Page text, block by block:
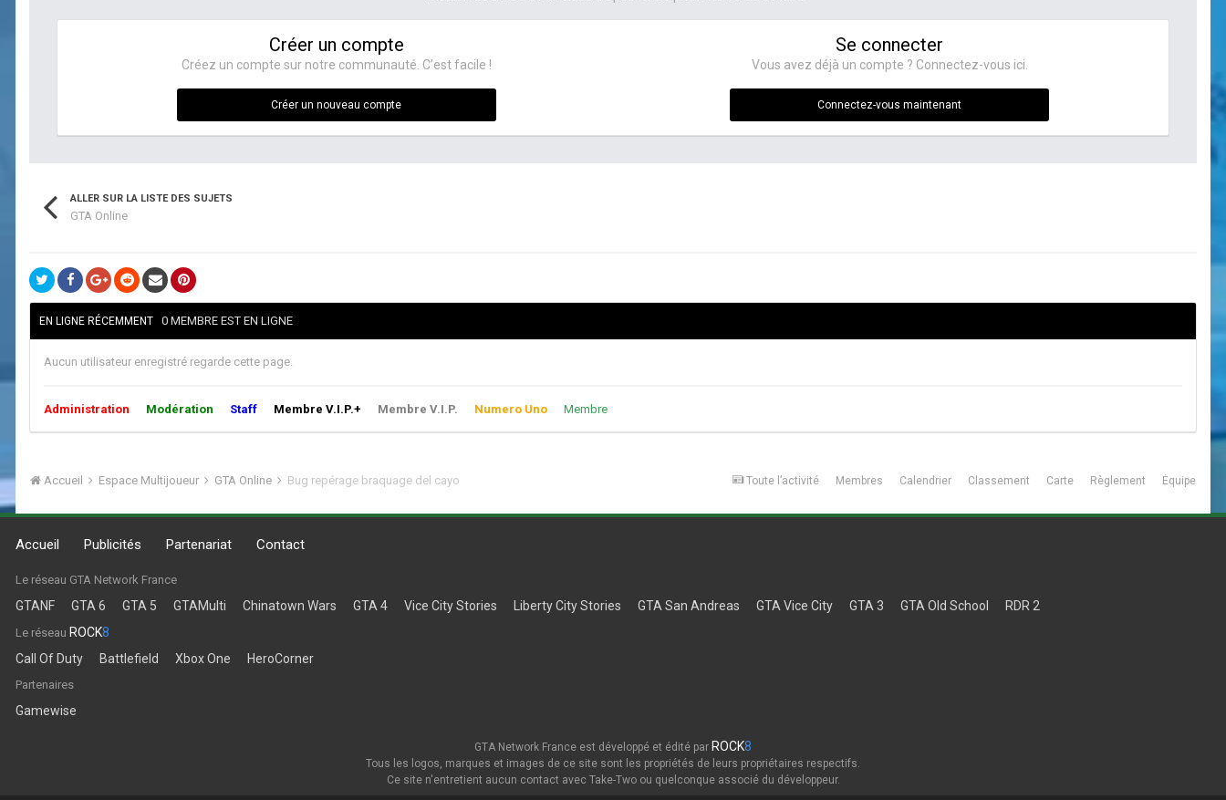
Créer un compte
Créez un compte sur notre communauté. C’est facile !
Créer un nouveau compte
Se connecter
Vous avez déjà un compte ? Connectez-vous ici.
Connectez-vous maintenant
ALLER SUR LA LISTE DES SUJETS
GTA Online
EN LIGNE RÉCEMMENT 0 MEMBRE EST EN LIGNE
Aucun utilisateur enregistré regarde cette page.
Administration Modération Staff Membre V.I.P.+ Membre V.I.P. Numero Uno Membre
Toute l’activité Membres Calendrier Classement Carte Règlement Équipe
Accueil Espace Multijoueur GTA Online Bug repérage braquage del cayo
Accueil Publicités Partenariat Contact
Le réseau GTA Network France
GTANF GTA 6 GTA 5 GTAMulti Chinatown Wars GTA 4 Vice City Stories Liberty City Stories GTA San Andreas GTA Vice City GTA 3 GTA Old School RDR 2
Le réseau ROCK8
Call Of Duty
Battlefield Xbox One HeroCorner
Partenaires
Gamewise
GTA Network France est développé et édité par ROCK8
Tous les logos, marques et images de ce site sont les propriétés de leurs propriétaires respectifs.
Ce site n'entretient aucun contact avec Take-Two ou quelconque associé du développeur.